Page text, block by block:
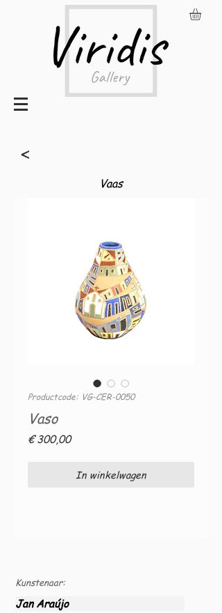
<
Vaas
Productcode: VG-CER-0050
Vaso
€ 300,00Prijs
In winkelwagen
Kunstenaar:
Jan Araújo